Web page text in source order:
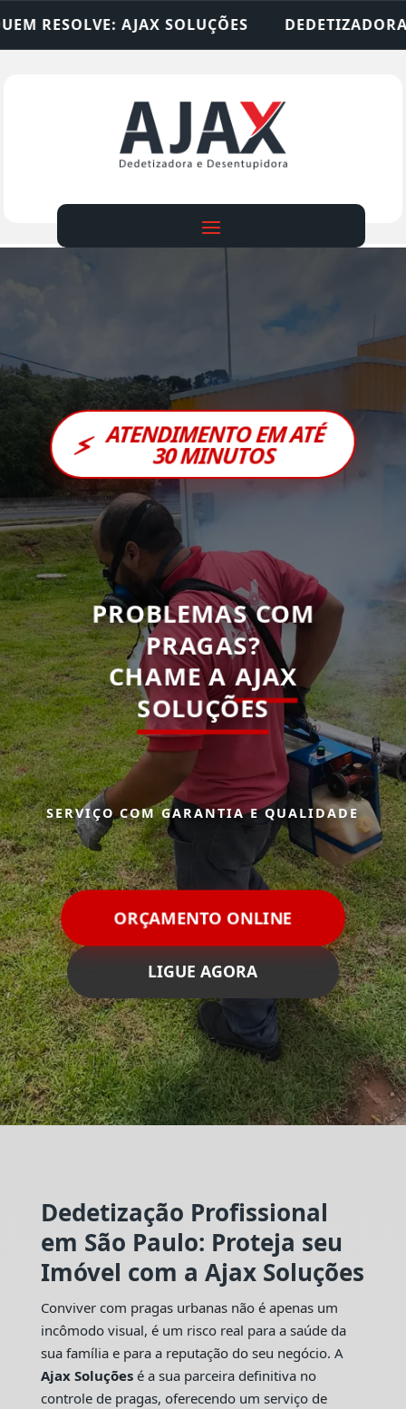
DEDETIZADORA • DESENTUPIDORA •
⚡ ATENDIMENTO EM ATÉ
30 MINUTOS
PROBLEMAS COM
PRAGAS?
CHAME AAJAX
SOLUÇÕES
SERVIÇO COM GARANTIA E QUALIDADE
ORÇAMENTO ONLINE
LIGUE AGORA
Dedetização Profissional
em São Paulo: Proteja seu
Imóvel com a Ajax Soluções
Conviver com pragas urbanas não é apenas um
incômodo visual, é um risco real para a saúde da
sua família e para a reputação do seu negócio. A
Ajax Soluçõesé a sua parceira definitiva no
controle de pragas, oferecendo um serviço de